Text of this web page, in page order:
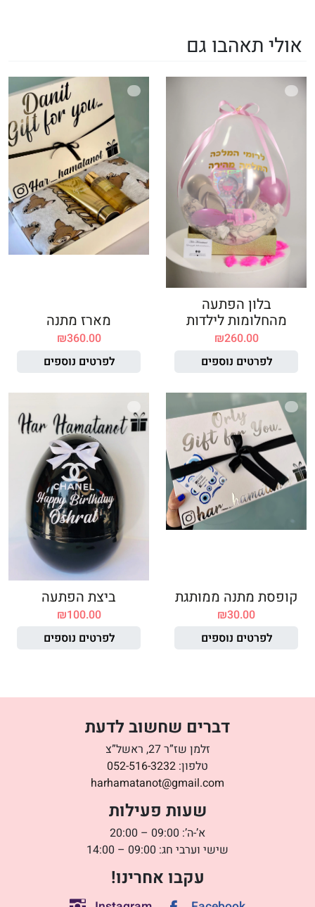
אולי תאהבו גם
בלון הפתעה
מהחלומות לילדות
₪260.00
לפרטים נוספים
מארז מתנה
₪360.00
לפרטים נוספים
קופסת מתנה ממותגת
₪30.00
לפרטים נוספים
ביצת הפתעה
₪100.00
לפרטים נוספים
דברים שחשוב לדעת
זלמן שז”ר 27, ראשל”צ
טלפון: 052-516-3232
harhamatanot@gmail.com
שעות פעילות
א’-ה’: 09:00 – 20:00
שישי וערבי חג: 09:00 – 14:00
עקבו אחרינו!